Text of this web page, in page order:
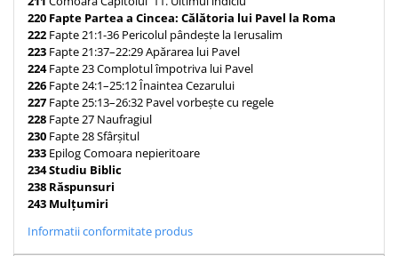
220 Fapte Partea a Cincea: Călătoria lui Pavel la Roma
222 Fapte 21:1-36 Pericolul pândește la Ierusalim
223 Fapte 21:37–22:29 Apărarea lui Pavel
224Fapte 23 Complotul împotriva lui Pavel
226 Fapte 24:1–25:12 Înaintea Cezarului
227 Fapte 25:13–26:32 Pavel vorbește cu regele
228 Fapte 27 Naufragiul
230 Fapte 28 Sfârșitul
233 Epilog Comoara nepieritoare
234Studiu Biblic
238 Răspunsuri
243 Mulțumiri
Informatii conformitate produs